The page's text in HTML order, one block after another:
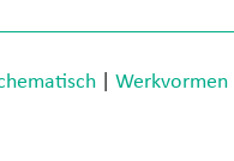
Werkvormen